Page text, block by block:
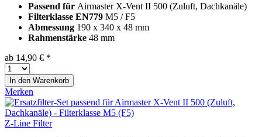
Passend für Airmaster X-Vent II 500 (Zuluft, Dachkanäle)
Filterklasse EN779 M5 / F5
Abmessung 190 x 340 x 48 mm
Rahmenstärke 48 mm
ab 14,90 € *
In den Warenkorb
Merken
Z-Line Filter